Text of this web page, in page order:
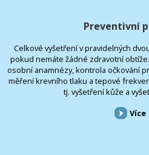
Preventivní
Celkové vyšetření v pravidelných
pokud nemáte žádné zdravotní
osobní anamnézy, kontrola očkování
měření krevního tlaku a tepové
tj. vyšetření kůže a
Více